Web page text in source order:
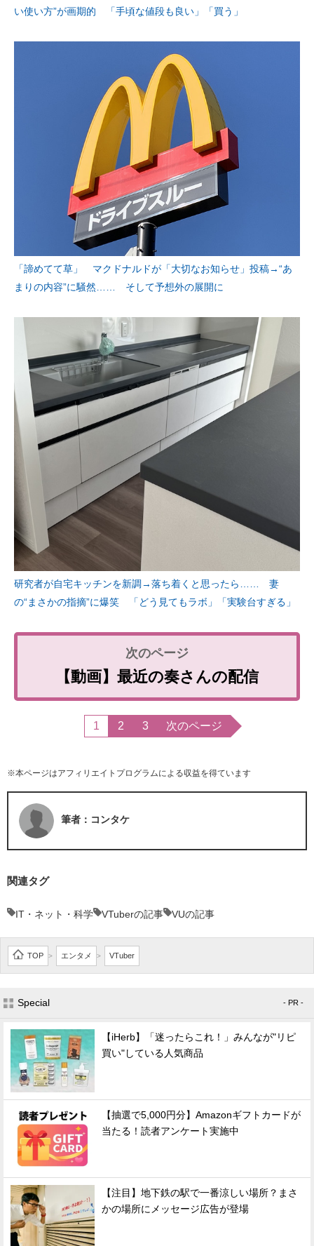
い使い方”が画期的 「手頃な値段も良い」「買う」
「諦めてて草」 マクドナルドが「大切なお知らせ」投稿→“あ
まりの内容”に騒然…… そして予想外の展開に
研究者が自宅キッチンを新調→落ち着くと思ったら…… 妻
の“まさかの指摘”に爆笑 「どう見てもラボ」「実験台すぎる」
【動画】最近の奏さんの配信
1 2 3 次のページ
※本ページはアフィリエイトプログラムによる収益を得ています
筆者：コンタケ
関連タグ
IT・ネット・科学 VTuberの記事 VUの記事
TOP > エンタメ > VTuber
Special - PR -
【iHerb】「迷ったらこれ！」みんなが"リピ
買い"している人気商品
【抽選で5,000円分】Amazonギフトカードが
当たる！読者アンケート実施中
【注目】地下鉄の駅で一番涼しい場所？まさ
かの場所にメッセージ広告が登場